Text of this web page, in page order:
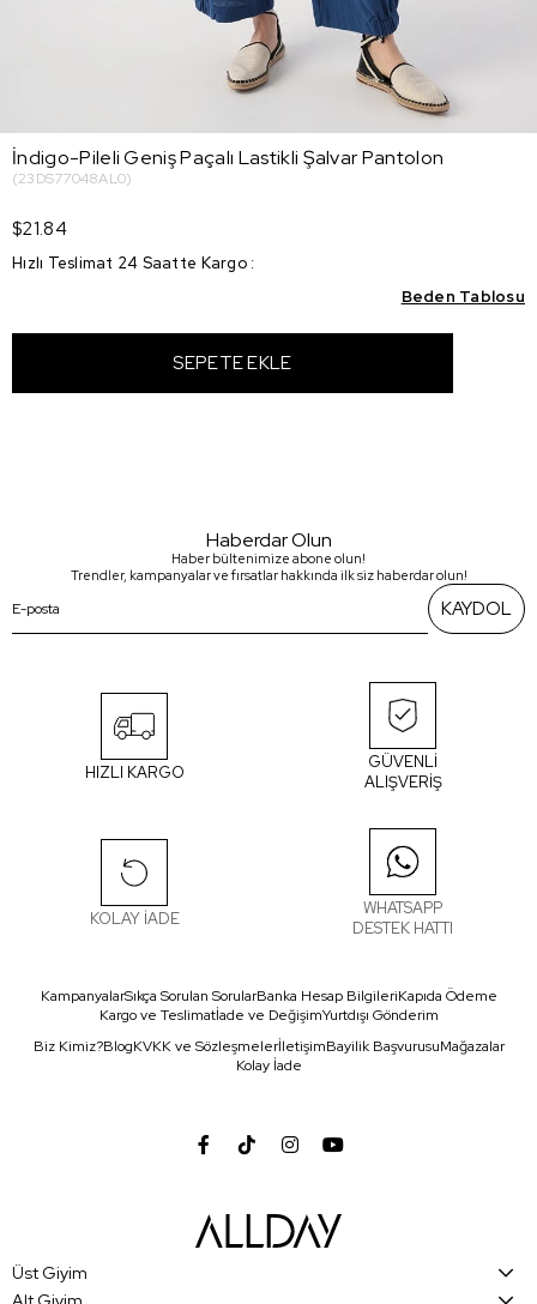
İndigo-Pileli Geniş Paçalı Lastikli Şalvar Pantolon
(23DS77048AL0)
$21.84
Hızlı Teslimat 24 Saatte Kargo :
Beden Tablosu
Haberdar Olun
Haber bültenimize abone olun!
Trendler, kampanyalar ve fırsatlar hakkında ilk siz haberdar olun!
KAYDOL
HIZLI KARGO
GÜVENLİ
ALIŞVERİŞ
KOLAY İADE
WHATSAPP
DESTEK HATTI
KampanyalarSıkça Sorulan SorularBanka Hesap BilgileriKapıda Ödeme
Kargo ve Teslimatİade ve DeğişimYurtdışı Gönderim
Biz Kimiz?BlogKVKK ve SözleşmelerİletişimBayilik BaşvurusuMağazalar
Kolay İade
Üst Giyim